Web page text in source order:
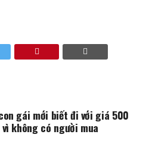
gái mới biết đi với giá 500
không có người mua